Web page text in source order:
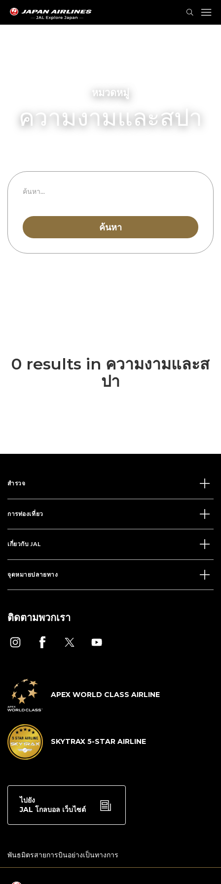
หมวดหมู่
ความงามและสปา
ค้นหา
0 results in ความงามและส
ปา
สำรวจ
การท่องเที่ยว
เกี่ยวกับ JAL
จุดหมายปลายทาง
ติดตามพวกเรา
APEX WORLD CLASS AIRLINE
SKYTRAX 5-STAR AIRLINE
ไปยัง
JAL โกลบอล เว็บไซต์
พันธมิตรสายการบินอย่างเป็นทางการ